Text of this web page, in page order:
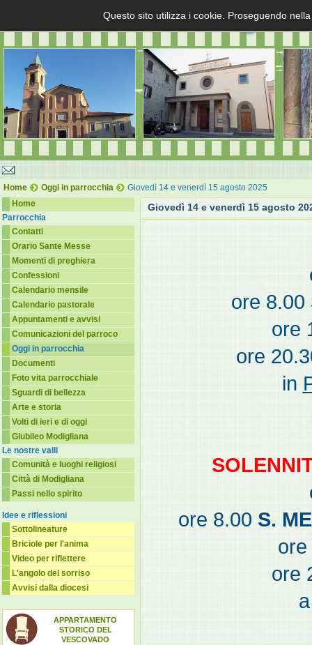
Home Oggi in parrocchia
Giovedì 14 e venerdì 15 agosto 2025
Home
Parrocchia
Contatti
Orario Sante Messe
Momenti di preghiera
Confessioni
Calendario mensile
Calendario pastorale
Appuntamenti e avvisi
Comunicazioni del parroco
Oggi in parrocchia
Documenti
Foto vita parrocchiale
Sguardi di bellezza
Arte e storia
Volti di ieri e di oggi
Giubileo Modigliana
Le nostre valli
Comunità e luoghi religiosi
Città di Modigliana
Passi nello spirito
Idee e riflessioni
Sottolineature
Briciole per l'anima
Video per riflettere
L'angolo del sorriso
Avvisi dalla diocesi
APPARTAMENTO
STORICO DEL
VESCOVADO
Giovedì 14 e venerdì 15 agosto
ore 8.00
ore
ore
in
ore 8.00 S.
ore
Questo sito utilizza i cookie. Proseguendo